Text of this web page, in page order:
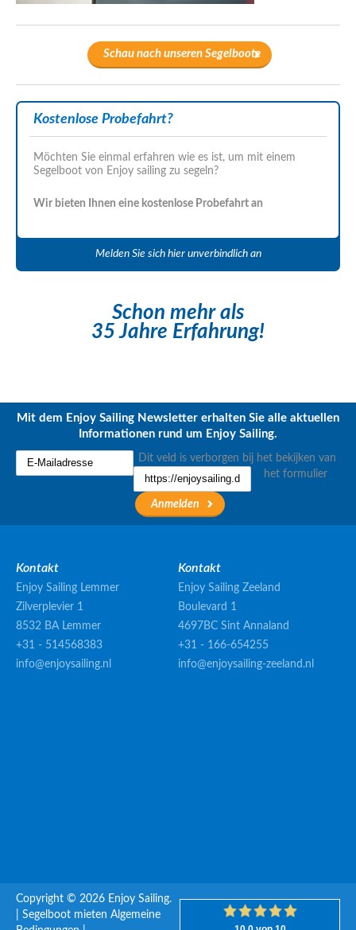
Schau nach unseren Segelboote
Kostenlose Probefahrt?
Möchten Sie einmal erfahren wie es ist, um mit einem
Segelboot von Enjoy sailing zu segeln?
Wir bieten Ihnen eine kostenlose Probefahrt an
Melden Sie sich hier unverbindlich an
Schon mehr als
35 Jahre Erfahrung!
Mit dem Enjoy Sailing Newsletter erhalten Sie alle aktuellen
Informationen rund um Enjoy Sailing.
Dit veld is verborgen bij het bekijken van
het formulier
Kontakt
Enjoy Sailing Lemmer
Zilverplevier 1
8532 BA Lemmer
+31 - 514568383
info@enjoysailing.nl
Kontakt
Enjoy Sailing Zeeland
Boulevard 1
4697BC Sint Annaland
+31 - 166-654255
info@enjoysailing-zeeland.nl
Copyright © 2026 Enjoy Sailing.
Segelboot mieten Algemeine